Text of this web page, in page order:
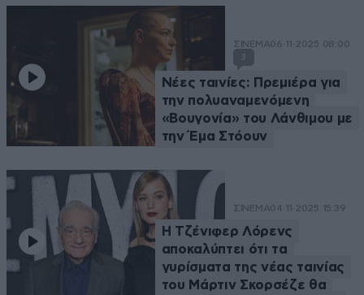
ΣΙΝΕΜΑ06·11·2025 08:00
3
Νέες ταινίες: Πρεμιέρα για
την πολυαναμενόμενη
«Βουγονία» του Λάνθιμου με
την Έμα Στόουν
ΣΙΝΕΜΑ04·11·2025 15:39
Η Τζένιφερ Λόρενς
αποκαλύπτει ότι τα
γυρίσματα της νέας ταινίας
του Μάρτιν Σκορσέζε θα